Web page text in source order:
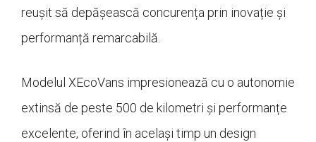
reușit să depășească concurența prin inovație și
performanță remarcabilă.
Modelul XEcoVans impresionează cu o autonomie
extinsă de peste 500 de kilometri și performanțe
excelente, oferind în același timp un design